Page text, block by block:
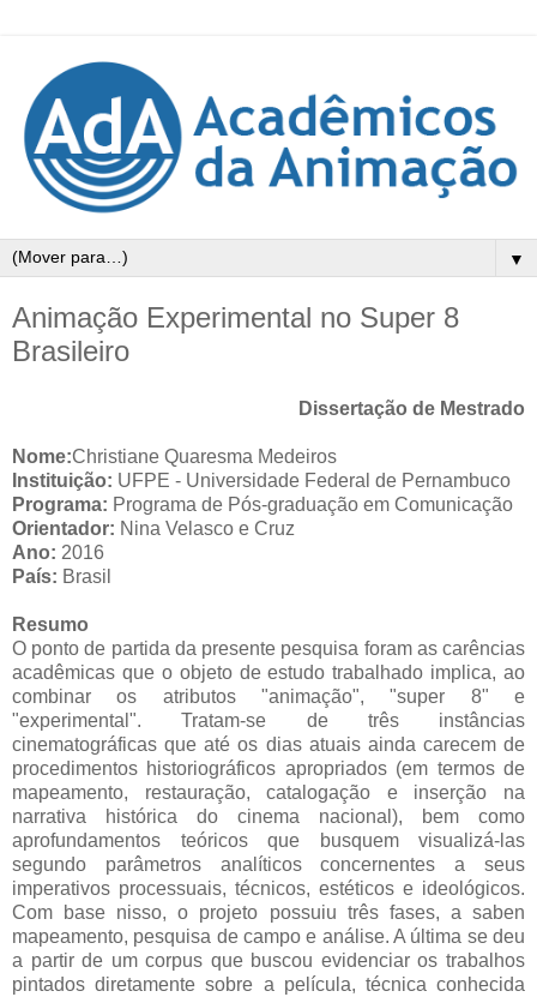
▼
Animação Experimental no Super 8
Brasileiro
Dissertação de Mestrado
Nome:Christiane Quaresma Medeiros
Instituição: UFPE - Universidade Federal de Pernambuco
Programa: Programa de Pós-graduação em Comunicação
Orientador: Nina Velasco e Cruz
Ano: 2016
País: Brasil
Resumo
O ponto de partida da presente pesquisa foram as carências
acadêmicas que o objeto de estudo trabalhado implica, ao
combinar os atributos "animação", "super 8" e
"experimental". Tratam-se de três instâncias
cinematográficas que até os dias atuais ainda carecem de
procedimentos historiográficos apropriados (em termos de
mapeamento, restauração, catalogação e inserção na
narrativa histórica do cinema nacional), bem como
aprofundamentos teóricos que busquem visualizá-las
segundo parâmetros analíticos concernentes a seus
imperativos processuais, técnicos, estéticos e ideológicos.
Com base nisso, o projeto possuiu três fases, a saben
mapeamento, pesquisa de campo e análise. A última se deu
a partir de um corpus que buscou evidenciar os trabalhos
pintados diretamente sobre a película, técnica conhecida